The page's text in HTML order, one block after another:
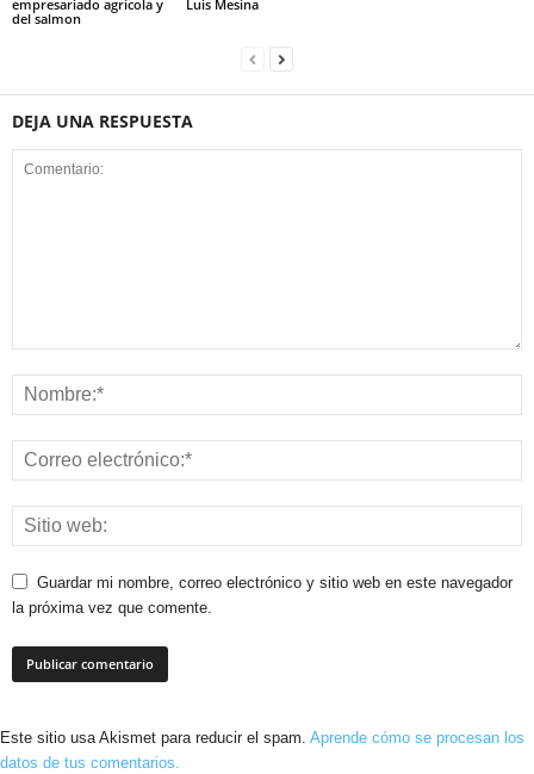
empresariado agrícola y
del salmon
Luis Mesina
DEJA UNA RESPUESTA
Guardar mi nombre, correo electrónico y sitio web en este navegador
la próxima vez que comente.
Este sitio usa Akismet para reducir el spam. Aprende cómo se procesan los
datos de tus comentarios.